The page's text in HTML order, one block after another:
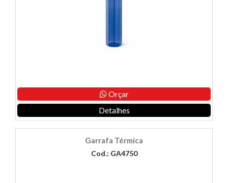
Orçar
Detalhes
Garrafa Térmica
Cod.: GA4750